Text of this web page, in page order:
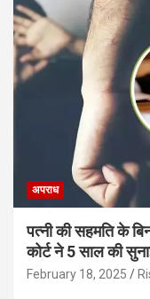
अपराध
पत्नी की सहमति के
कोर्ट ने 5 साल की
February 18, 2025